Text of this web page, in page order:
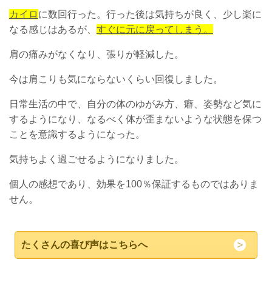
カイロ に数回行った。行った後は気持ちが良く、少し楽に
なる感じはあるが、 すぐに元に戻ってしまう。
肩の痛みがなくなり、張りが軽減した。
今は肩こりも気にならないくらい回復しました。
日常生活の中で、自分の体のゆがみ方、癖、姿勢など気に
するようになり、なるべく体が歪まないような状態を保つ
ことを意識するようになった。
気持ちよく過ごせるようになりました。
個人の感想であり、効果を100％保証するものではありま
せん。
たくさんの喜び声はこちらへ